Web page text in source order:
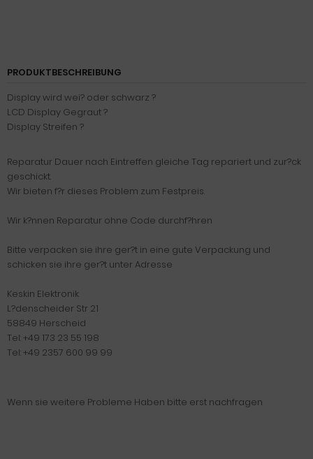
PRODUKTBESCHREIBUNG
Display wird wei? oder schwarz ?
LCD Display Gegraut ?
Display Streifen ?
Reparatur Dauer nach Eintreffen gleiche Tag repariert und zur?ck
geschickt.
Wir bieten f?r dieses Problem zum Festpreis.
Wir k?nnen Reparatur ohne Code durchf?hren
Bitte verpacken sie ihre ger?t in eine gute Verpackung und
schicken sie ihre ger?t unter Adresse
Keskin Elektronik
L?denscheider Str 21
58849 Herscheid
Tel: +49 173 23 55 198
Tel: +49 2357 600 99 99
Wenn sie weitere Probleme Haben bitte erst nachfragen